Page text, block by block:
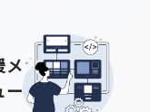
メ
ー